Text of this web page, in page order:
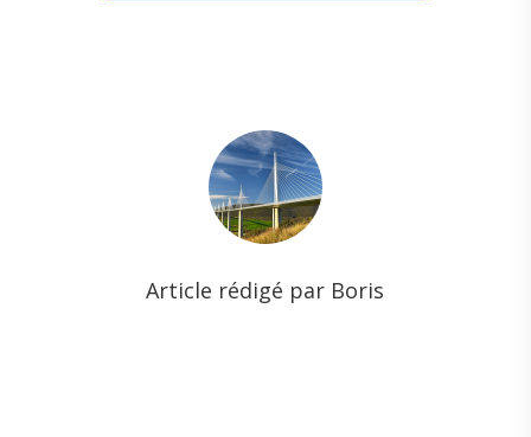
Article rédigé par Boris